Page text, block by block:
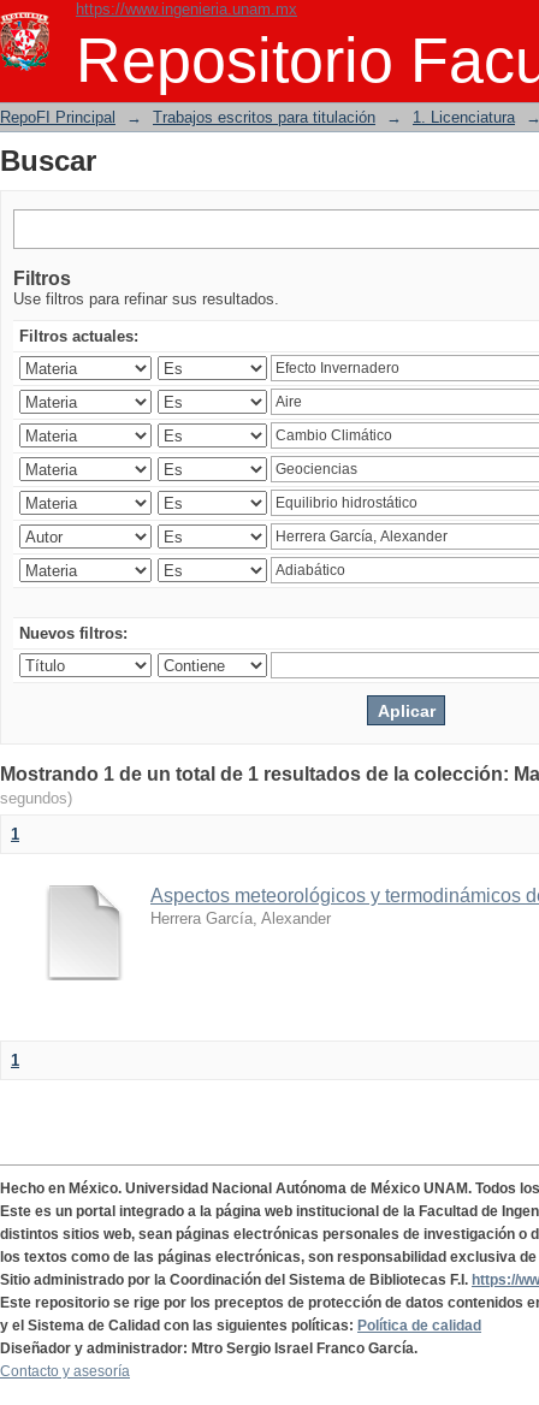
https://www.ingenieria.unam.mx
Repositorio
Buscar
RepoFI Principal → Trabajos escritos para titulación → 1. Licenciatura
Buscar
Filtros
Use filtros para refinar sus resultados.
Filtros actuales:
Nuevos filtros:
Mostrando 1 de un total de 1 resultados de la colección:
segundos)
1
Aspectos meteorológicos y termodinámicos
Herrera García, Alexander
1
Hecho en México. Universidad Nacional Autónoma de México UNAM. Todos
Este es un portal integrado a la página web institucional de la Facultad de
distintos sitios web, sean páginas electrónicas personales de investigación o
los textos como de las páginas electrónicas, son responsabilidad exclusiva
Sitio administrado por la Coordinación del Sistema de Bibliotecas F.I. https://
Este repositorio se rige por los preceptos de protección de datos contenidos
y el Sistema de Calidad con las siguientes políticas: Política de calidad
Diseñador y administrador: Mtro Sergio Israel Franco García.
Contacto y asesoría